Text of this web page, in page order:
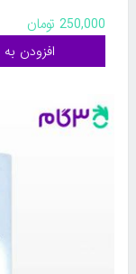
250,000 تومان